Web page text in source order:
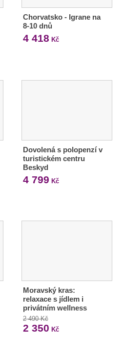
Chorvatsko - Igrane na
8-10 dnů
4 418 Kč
Dovolená s polopenzí v
turistickém centru
Beskyd
4 799 Kč
Moravský kras:
relaxace s jídlem i
privátním wellness
2 490 Kč
2 350 Kč